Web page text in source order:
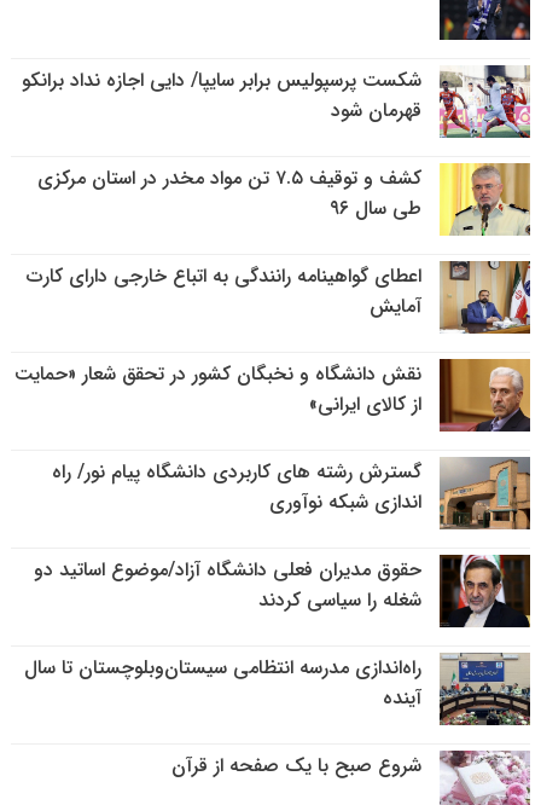
شکست پرسپولیس برابر سایپا/ دایی اجازه نداد برانکو
قهرمان شود
کشف و توقیف ۷.۵ تن مواد مخدر در استان مرکزی
طی سال ۹۶
اعطای گواهینامه رانندگی به اتباع خارجی دارای کارت
آمایش
نقش دانشگاه و نخبگان کشور در تحقق شعار «حمایت
از کالای ایرانی»
گسترش رشته های کاربردی دانشگاه پیام نور/ راه
اندازی شبکه نوآوری
حقوق مدیران فعلی دانشگاه آزاد/موضوع اساتید دو
شغله را سیاسی کردند
راه‌اندازی مدرسه انتظامی سیستان‌وبلوچستان تا سال
آینده
شروع صبح با یک صفحه از قرآن